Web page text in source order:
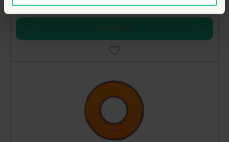
Direct leverbaar
Bestel nu